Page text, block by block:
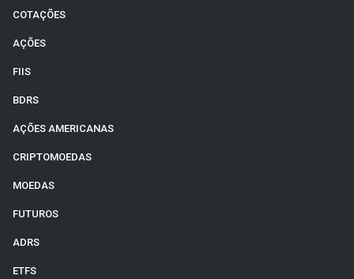
COTAÇÕES
AÇÕES
FIIS
BDRS
AÇÕES AMERICANAS
CRIPTOMOEDAS
MOEDAS
FUTUROS
ADRS
ETFS